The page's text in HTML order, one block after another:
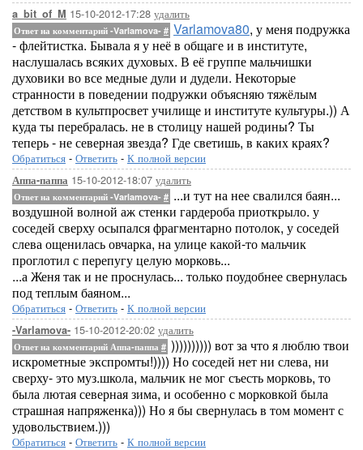
a_bit_of_M 15-10-2012-17:28 удалить
Ответ на комментарий -Varlamova- # Varlamova80, у меня подружка
- флейтистка. Бывала я у неё в общаге и в институте,
наслушалась всяких духовых. В её группе мальчишки
духовики во все медные дули и дудели. Некоторые
странности в поведении подружки объясняю тяжёлым
детством в культпросвет училище и институте культуры.)) А
куда ты перебралась. не в столицу нашей родины? Ты
теперь - не северная звезда? Где светишь, в каких краях?
Обратиться - Ответить - К полной версии
Аппа-паппа 15-10-2012-18:07 удалить
Ответ на комментарий -Varlamova- # ...и тут на нее свалился баян...
воздушной волной аж стенки гардероба приоткрыло. у
соседей сверху осыпался фрагментарно потолок, у соседей
слева ощенилась овчарка, на улице какой-то мальчик
проглотил с перепугу целую морковь...
...а Женя так и не проснулась... только поудобнее свернулась
под теплым баяном...
Обратиться - Ответить - К полной версии
-Varlamova- 15-10-2012-20:02 удалить
Ответ на комментарий Аппа-паппа # )))))))))) вот за что я люблю твои
искрометные экспромты!)))) Но соседей нет ни слева, ни
сверху- это муз.школа, мальчик не мог съесть морковь, то
была лютая северная зима, и особенно с морковкой была
страшная напряженка))) Но я бы свернулась в том момент с
удовольствием.)))
Обратиться - Ответить - К полной версии